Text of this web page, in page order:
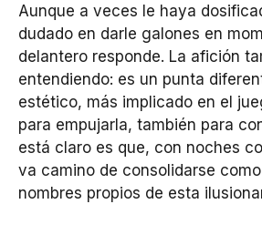
Aunque a veces le haya
dudado en darle galones en
delantero responde. La afición
entendiendo: es un punta
estético, más implicado en el
para empujarla, también para
está claro es que, con noches
va camino de consolidarse
nombres propios de esta